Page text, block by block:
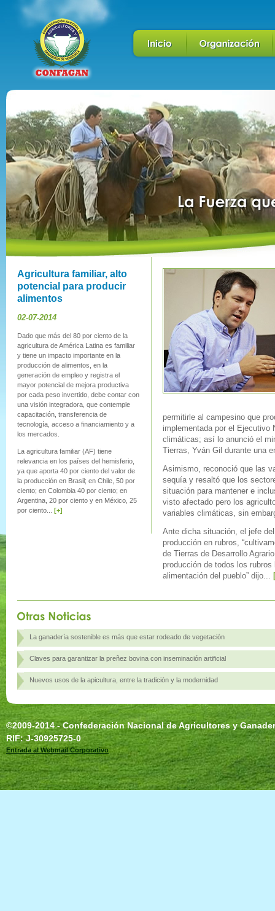
Agricultura familiar, alto
potencial para producir
alimentos
02-07-2014
Dado que más del 80 por ciento de la
agricultura de América Latina es familiar
y tiene un impacto importante en la
producción de alimentos, en la
generación de empleo y registra el
mayor potencial de mejora productiva
por cada peso invertido, debe contar con
una visión integradora, que contemple
capacitación, transferencia de
tecnología, acceso a financiamiento y a
los mercados.
La agricultura familiar (AF) tiene
relevancia en los países del hemisferio,
ya que aporta 40 por ciento del valor de
la producción en Brasil; en Chile, 50 por
ciento; en Colombia 40 por ciento; en
Argentina, 20 por ciento y en México, 25
por ciento... [+]
permitirle al campesino que
implementada por el Ejecutivo
climáticas; así lo anunció el
Tierras, Yván Gil durante una
Asimismo, reconoció que las
sequía y resaltó que los
situación para mantener e
visto afectado pero los
variables climáticas, sin
Ante dicha situación, el jefe
producción en rubros,
de Tierras de Desarrollo
producción de todos los
alimentación del pueblo” dijo...
La ganadería sostenible es más que estar rodeado de vegetación
Claves para garantizar la preñez bovina con inseminación artificial
Nuevos usos de la apicultura, entre la tradición y la modernidad
©2009-2014 - Confederación Nacional de Agricultores y
RIF: J-30925725-0
Entrada al Webmail Corporativo